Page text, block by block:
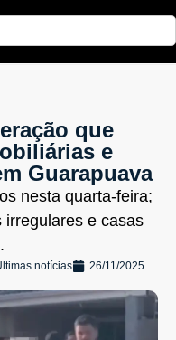
que
e
Guarapuava
nesta quarta-feira;
e casas
notícias
26/11/2025